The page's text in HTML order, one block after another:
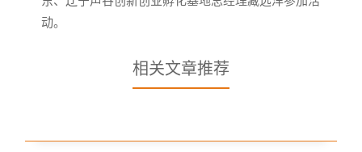
动。
相关文章推荐